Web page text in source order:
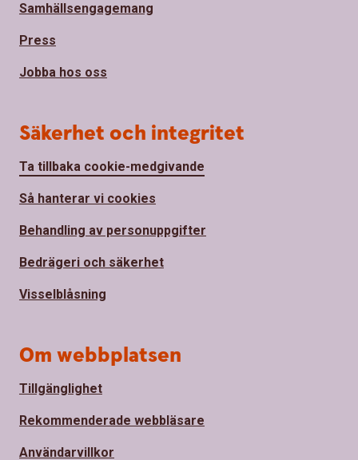
Samhällsengagemang
Press
Jobba hos oss
Säkerhet och integritet
Ta tillbaka cookie-medgivande
Så hanterar vi cookies
Behandling av personuppgifter
Bedrägeri och säkerhet
Visselblåsning
Om webbplatsen
Tillgänglighet
Rekommenderade webbläsare
Användarvillkor